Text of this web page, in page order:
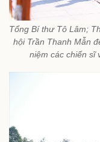
Tổng Bí thư Tô Lâm;
hội Trần Thanh Mẫn
niệm các chiến sĩ